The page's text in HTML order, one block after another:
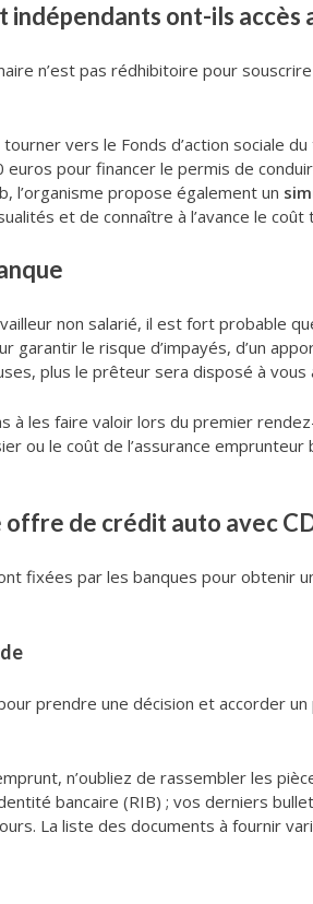
ont-ils accès
n’est pas rédhibitoire pour
vers le Fonds d’action sociale
pour financer le permis de
l’organisme propose également un
et de connaître à l’avance le coût
non salarié, il est fort probable
garantir le risque d’impayés, d’un
plus le prêteur sera disposé à
à les faire valoir lors du premier
ou le coût de l’assurance
de crédit auto avec
fixées par les banques pour obtenir
prendre une décision et accorder
n’oubliez de rassembler les
bancaire (RIB) ; vos derniers
La liste des documents à fournir